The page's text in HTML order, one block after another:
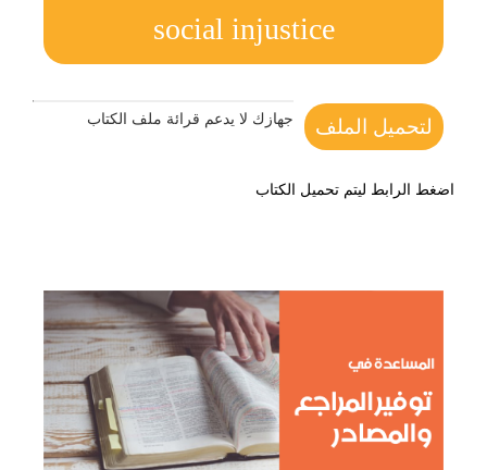
social injustice
لتحميل الملف جهازك لا يدعم قرائة ملف الكتاب
اضغط الرابط ليتم تحميل الكتاب